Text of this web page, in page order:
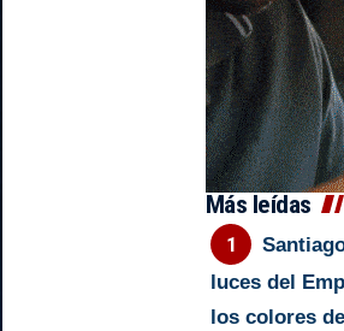
Más leídas
luces del
los colores